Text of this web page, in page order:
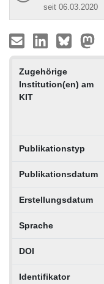
seit 06.03.2020
Zugehörige
Institution(en) am
KIT
Publikationstyp
Publikationsdatum
Erstellungsdatum
Sprache
DOI
Identifikator